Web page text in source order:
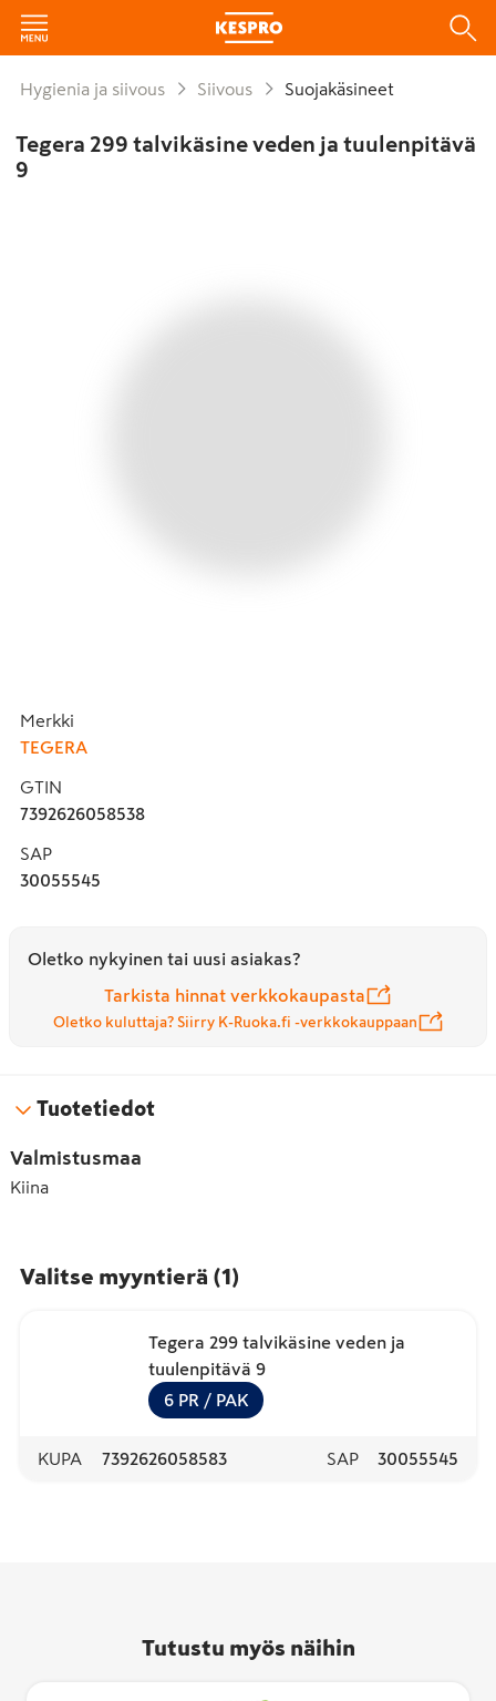
Hygienia ja siivous Siivous Suojakäsineet
Tegera 299 talvikäsine veden ja tuulenpitävä
9
Merkki
TEGERA
GTIN
7392626058538
SAP
30055545
Oletko nykyinen tai uusi asiakas?
Tarkista hinnat verkkokaupasta
Oletko kuluttaja? Siirry K-Ruoka.fi -verkkokauppaan
Tuotetiedot
Valmistusmaa
Kiina
Valitse myyntierä (1)
Tegera 299 talvikäsine veden ja
tuulenpitävä 9
6 PR / PAK
KUPA 7392626058583 SAP 30055545
Tutustu myös näihin